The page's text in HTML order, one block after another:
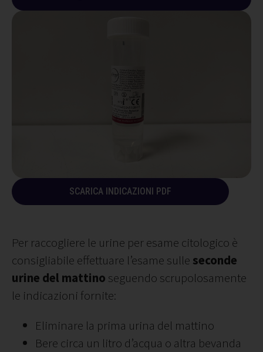
Per raccogliere le urine per esame citologico è
consigliabile effettuare l’esame sulle seconde
urine del mattino seguendo scrupolosamente
le indicazioni fornite:
Eliminare la prima urina del mattino
Bere circa un litro d’acqua o altra bevanda
SCARICA INDICAZIONI PDF